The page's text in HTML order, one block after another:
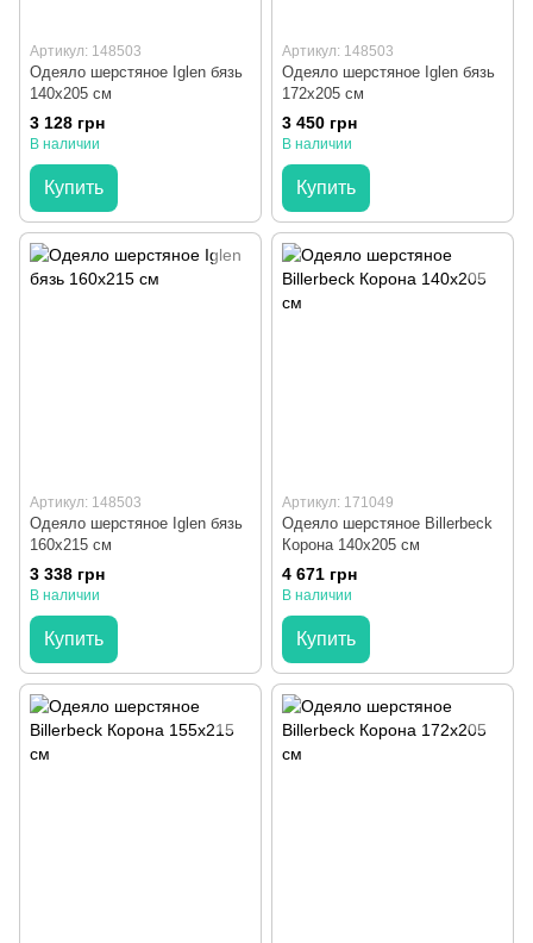
Артикул: 148503
Одеяло шерстяное Iglen бязь
140x205 см
3 128 грн
В наличии
Купить
Артикул: 148503
Одеяло шерстяное Iglen бязь
172x205 см
3 450 грн
В наличии
Купить
Артикул: 148503
Одеяло шерстяное Iglen бязь
160x215 см
3 338 грн
В наличии
Купить
Артикул: 171049
Одеяло шерстяное Billerbeck
Корона 140x205 см
4 671 грн
В наличии
Купить